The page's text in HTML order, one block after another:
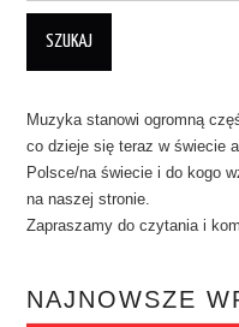
Muzyka stanowi ogromną
co dzieje się teraz w świecie
Polsce/na świecie i do kogo
na naszej stronie.
Zapraszamy do czytania i
NAJNOWSZE